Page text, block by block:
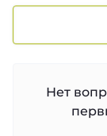
Нет